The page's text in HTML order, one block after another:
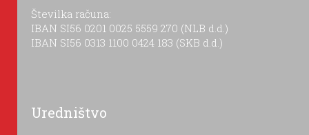
Številka računa:
IBAN SI56 0201 0025 5559 270 (NLB d.d.)
IBAN SI56 0313 1100 0424 183 (SKB d.d.)
Uredništvo